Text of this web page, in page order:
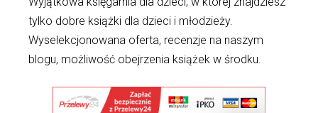
tylko dobre książki dla dzieci i młodzieży.
Wyselekcjonowana oferta, recenzje na naszym
blogu, możliwość obejrzenia książek w środku.